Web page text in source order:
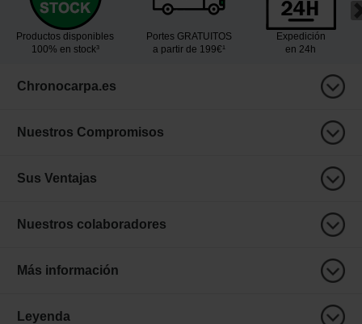
Productos disponibles
100% en stock³
Portes GRATUITOS
a partir de 199€¹
Expedición
en 24h
Chronocarpa.es
Nuestros Compromisos
Sus Ventajas
Nuestros colaboradores
Más información
Leyenda